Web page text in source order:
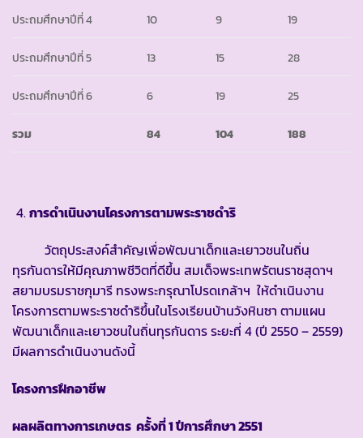
ประถมศึกษาปีที่ 4 10 9 19
ประถมศึกษาปีที่ 5 13 15 28
ประถมศึกษาปีที่ 6 6 19 25
รวม 84 104 188
การดำเนินงานโครงการตามพระราชดำริ
วัตถุประสงค์สำคัญเพื่อพัฒนาเด็กและเยาวชนในถิ่น
ทุรกันดารให้มีคุณภาพชีวิตที่ดีขึ้น สมเด็จพระเทพรัตนราชสุดาฯ
สยามบรมราชกุมารี ทรงพระกรุณาโปรดเกล้าฯ ให้ดำเนินงาน
โครงการตามพระราชดำริขึ้นในโรงเรียนบ้านวังหินซา ตามแผน
พัฒนาเด็กและเยาวชนในถิ่นทุรกันดาร ระยะที่ 4 (ปี 2550 – 2559)
มีผลการดำเนินงานดังนี้
โครงการฝึกอาชีพ
ผลผลิตทางการเกษตร ครั้งที่1 ปีการศึกษา 2551